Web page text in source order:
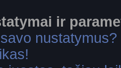
ir
nustatymus?